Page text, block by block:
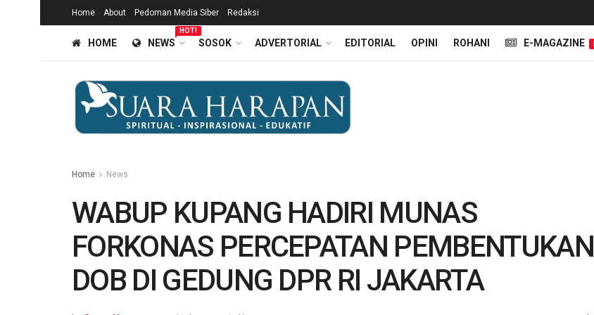
Home About Pedoman Media Siber Redaksi
HOME NEWS
HOT!
SOSOK ADVERTORIAL EDITORIAL OPINI ROHANI E-MAGAZINE
Home News
WABUP KUPANG HADIRI MUNAS
FORKONAS PERCEPATAN PEMBENTUKAN
DOB DI GEDUNG DPR RI JAKARTA